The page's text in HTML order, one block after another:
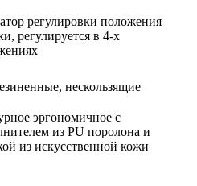
регулировки положения
регулируется в 4-х
нескользящие
эргономичное с
из PU поролона и
из искусственной кожи